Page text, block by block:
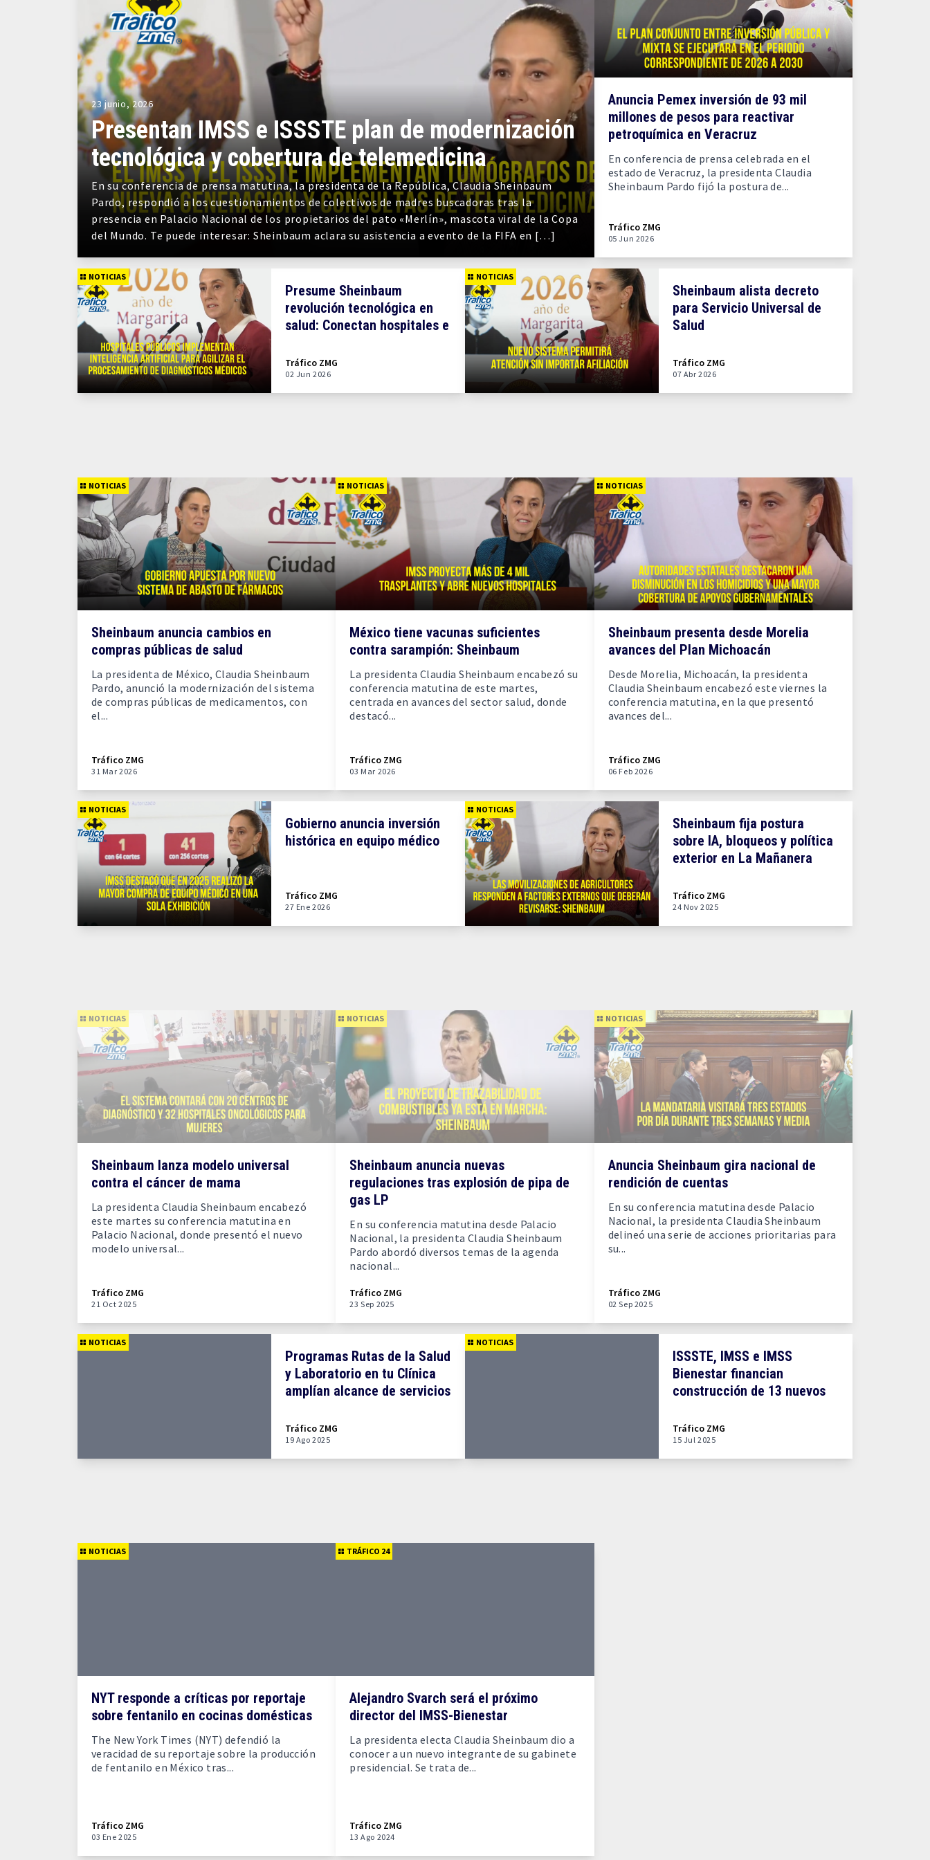
23 junio, 2026
Presentan IMSS e ISSSTE plan de modernización
tecnológica y cobertura de telemedicina
En su conferencia de prensa matutina, la presidenta de la República, Claudia Sheinbaum
Pardo, respondió a los cuestionamientos de colectivos de madres buscadoras tras la
presencia en Palacio Nacional de los propietarios del pato «Merlín», mascota viral de la Copa
del Mundo. Te puede interesar: Sheinbaum aclara su asistencia a evento de la FIFA en […]
Anuncia Pemex inversión de 93 mil
millones de pesos para reactivar
petroquímica en Veracruz
En conferencia de prensa celebrada en el
estado de Veracruz, la presidenta Claudia
Sheinbaum Pardo fijó la postura de...
Tráfico ZMG
05 Jun 2026
NOTICIAS
Presume Sheinbaum
revolución tecnológica en
salud: Conectan hospitales e
Tráfico ZMG
02 Jun 2026
NOTICIAS
Sheinbaum alista decreto
para Servicio Universal de
Salud
Tráfico ZMG
07 Abr 2026
NOTICIAS
Sheinbaum anuncia cambios en
compras públicas de salud
La presidenta de México, Claudia Sheinbaum
Pardo, anunció la modernización del sistema
de compras públicas de medicamentos, con
el...
Tráfico ZMG
31 Mar 2026
NOTICIAS
México tiene vacunas suficientes
contra sarampión: Sheinbaum
La presidenta Claudia Sheinbaum encabezó su
conferencia matutina de este martes,
centrada en avances del sector salud, donde
destacó...
Tráfico ZMG
03 Mar 2026
NOTICIAS
Sheinbaum presenta desde Morelia
avances del Plan Michoacán
Desde Morelia, Michoacán, la presidenta
Claudia Sheinbaum encabezó este viernes la
conferencia matutina, en la que presentó
avances del...
Tráfico ZMG
06 Feb 2026
NOTICIAS
Gobierno anuncia inversión
histórica en equipo médico
Tráfico ZMG
27 Ene 2026
NOTICIAS
Sheinbaum fija postura
sobre IA, bloqueos y política
exterior en La Mañanera
Tráfico ZMG
24 Nov 2025
NOTICIAS
Sheinbaum lanza modelo universal
contra el cáncer de mama
La presidenta Claudia Sheinbaum encabezó
este martes su conferencia matutina en
Palacio Nacional, donde presentó el nuevo
modelo universal...
Tráfico ZMG
21 Oct 2025
NOTICIAS
Sheinbaum anuncia nuevas
regulaciones tras explosión de pipa de
gas LP
En su conferencia matutina desde Palacio
Nacional, la presidenta Claudia Sheinbaum
Pardo abordó diversos temas de la agenda
nacional...
Tráfico ZMG
23 Sep 2025
NOTICIAS
Anuncia Sheinbaum gira nacional de
rendición de cuentas
En su conferencia matutina desde Palacio
Nacional, la presidenta Claudia Sheinbaum
delineó una serie de acciones prioritarias para
su...
Tráfico ZMG
02 Sep 2025
NOTICIAS
Programas Rutas de la Salud
y Laboratorio en tu Clínica
amplían alcance de servicios
Tráfico ZMG
19 Ago 2025
NOTICIAS
ISSSTE, IMSS e IMSS
Bienestar financian
construcción de 13 nuevos
Tráfico ZMG
15 Jul 2025
NOTICIAS
NYT responde a críticas por reportaje
sobre fentanilo en cocinas domésticas
The New York Times (NYT) defendió la
veracidad de su reportaje sobre la producción
de fentanilo en México tras...
Tráfico ZMG
03 Ene 2025
TRÁFICO 24
Alejandro Svarch será el próximo
director del IMSS-Bienestar
La presidenta electa Claudia Sheinbaum dio a
conocer a un nuevo integrante de su gabinete
presidencial. Se trata de...
Tráfico ZMG
13 Ago 2024